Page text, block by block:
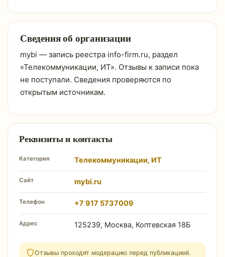
Сведения об организации
mybi — запись реестра info-firm.ru, раздел
«Телекоммуникации, ИТ». Отзывы к записи пока
не поступали. Сведения проверяются по
открытым источникам.
Реквизиты и контакты
Категория Телекоммуникации, ИТ
Сайт mybi.ru
Телефон +7 917 5737009
Адрес 125239, Москва, Коптевская 18Б
Отзывы проходят модерацию перед публикацией.